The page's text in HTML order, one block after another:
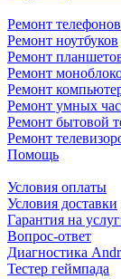
Ремонт телефонов
Ремонт ноутбуков
Ремонт
Ремонт
Ремонт
Ремонт умных
Ремонт бытовой
Ремонт
Помощь
Условия оплаты
Условия доставки
Гарантия на
Вопрос-ответ
Диагностика
Тестер геймпада